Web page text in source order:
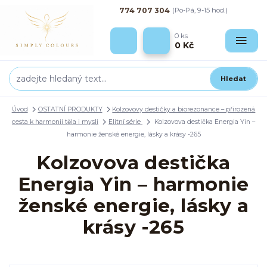
Hledat
774 707 304 (Po-Pá, 9-15 hod.)
0 ks
0 Kč
Úvod OSTATNÍ PRODUKTY
Kolzovovy destičky a biorezonance – přirozená
cesta k harmonii těla i mysli
Elitní série
Kolzovova destička Energia Yin –
harmonie ženské energie, lásky a krásy -265
Kolzovova destička
Energia Yin – harmonie
ženské energie, lásky a
krásy -265